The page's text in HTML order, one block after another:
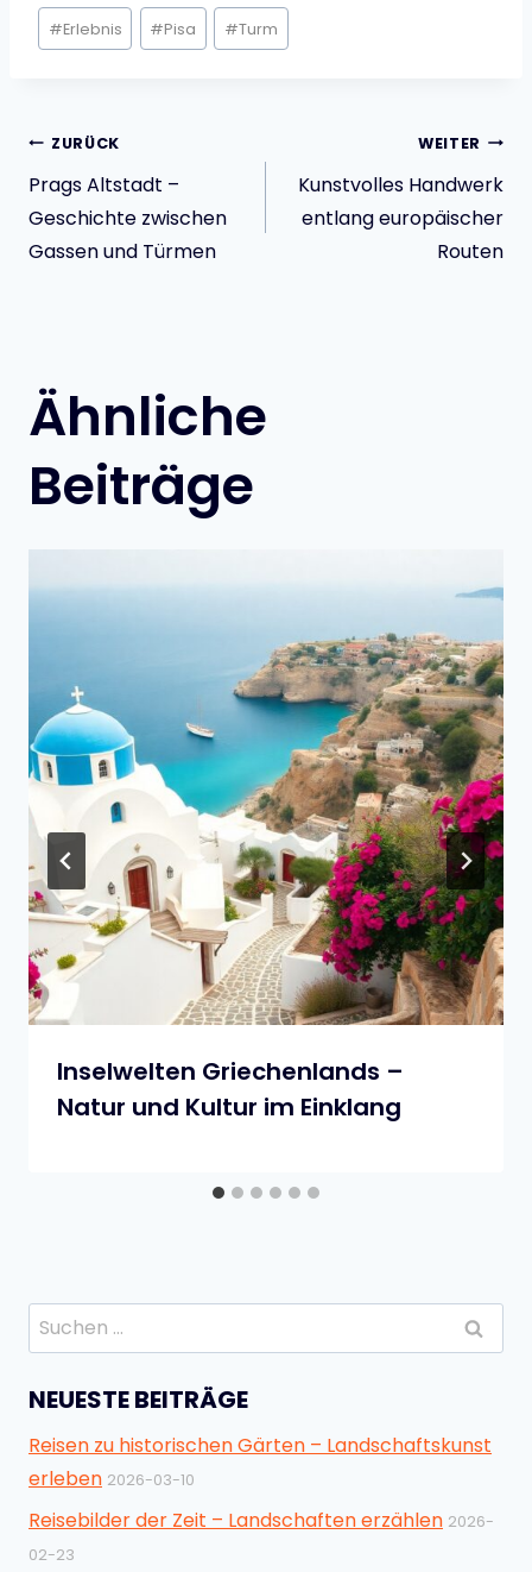
Schlagworte:
#Erlebnis #Pisa #Turm
ZURÜCK
Prags Altstadt –
Geschichte zwischen
Gassen und Türmen
WEITER
Kunstvolles Handwerk
entlang europäischer
Routen
Ähnliche
Beiträge
Inselwelten Griechenlands –
Natur und Kultur im Einklang
Suchen
nach:
NEUESTE BEITRÄGE
Reisen zu historischen Gärten – Landschaftskunst
erleben 2026-03-10
Reisebilder der Zeit – Landschaften erzählen 2026-
02-23